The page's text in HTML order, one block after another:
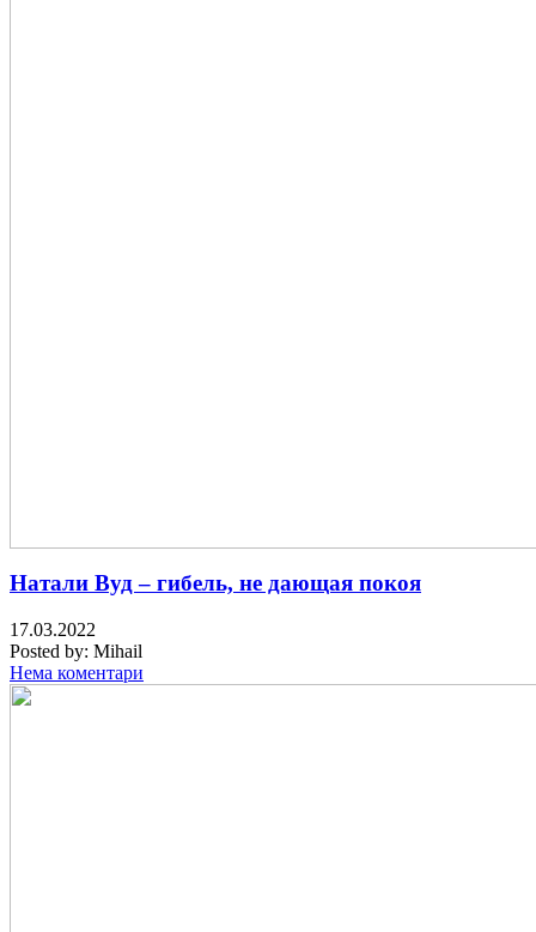
Натали Вуд – гибель, не дающая покоя
17.03.2022
Posted by: Mihail
Нема коментари